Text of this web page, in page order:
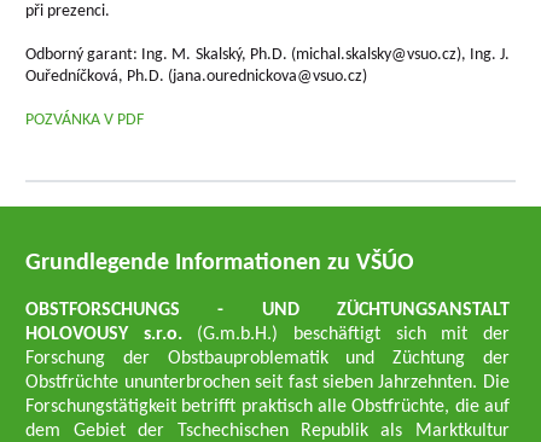
při prezenci.
Odborný garant: Ing. M. Skalský, Ph.D. (michal.skalsky@vsuo.cz), Ing. J.
Ouředníčková, Ph.D. (jana.ourednickova@vsuo.cz)
POZVÁNKA V PDF
Grundlegende Informationen zu VŠÚO
OBSTFORSCHUNGS - UND ZÜCHTUNGSANSTALT
HOLOVOUSY s.r.o. (G.m.b.H.) beschäftigt sich mit der
Forschung der Obstbauproblematik und Züchtung der
Obstfrüchte ununterbrochen seit fast sieben Jahrzehnten. Die
Forschungstätigkeit betrifft praktisch alle Obstfrüchte, die auf
dem Gebiet der Tschechischen Republik als Marktkultur